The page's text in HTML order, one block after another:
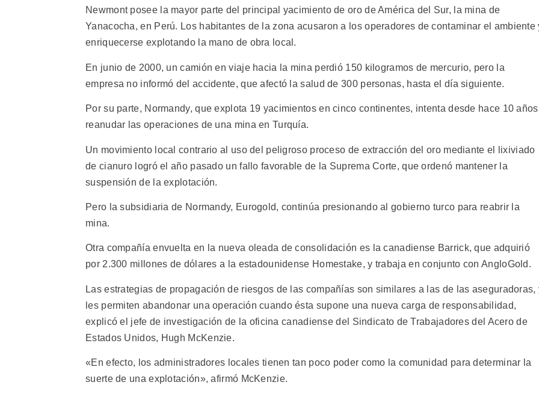
Newmont posee la mayor parte del principal yacimiento de oro de América del Sur, la mina de
Yanacocha, en Perú. Los habitantes de la zona acusaron a los operadores de contaminar el ambiente
enriquecerse explotando la mano de obra local.
En junio de 2000, un camión en viaje hacia la mina perdió 150 kilogramos de mercurio, pero la
empresa no informó del accidente, que afectó la salud de 300 personas, hasta el día siguiente.
Por su parte, Normandy, que explota 19 yacimientos en cinco continentes, intenta desde hace 10 años
reanudar las operaciones de una mina en Turquía.
Un movimiento local contrario al uso del peligroso proceso de extracción del oro mediante el lixiviado
de cianuro logró el año pasado un fallo favorable de la Suprema Corte, que ordenó mantener la
suspensión de la explotación.
Pero la subsidiaria de Normandy, Eurogold, continúa presionando al gobierno turco para reabrir la
mina.
Otra compañía envuelta en la nueva oleada de consolidación es la canadiense Barrick, que adquirió
por 2.300 millones de dólares a la estadounidense Homestake, y trabaja en conjunto con AngloGold.
Las estrategias de propagación de riesgos de las compañías son similares a las de las aseguradoras,
les permiten abandonar una operación cuando ésta supone una nueva carga de responsabilidad,
explicó el jefe de investigación de la oficina canadiense del Sindicato de Trabajadores del Acero de
Estados Unidos, Hugh McKenzie.
«En efecto, los administradores locales tienen tan poco poder como la comunidad para determinar la
suerte de una explotación», afirmó McKenzie.